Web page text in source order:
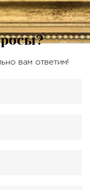
вам ответим!